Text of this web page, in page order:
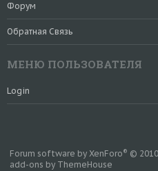
Форум
Обратная Связь
МЕНЮ ПОЛЬЗОВАТЕЛЯ
Login
Forum software by XenForo® ©
add-ons by ThemeHouse